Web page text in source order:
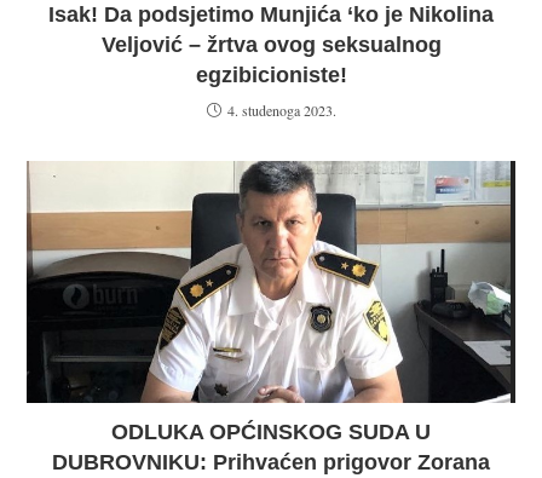
Isak! Da podsjetimo Munjića ‘ko je Nikolina
Veljović – žrtva ovog seksualnog
egzibicioniste!
4. studenoga 2023.
ODLUKA OPĆINSKOG SUDA U
DUBROVNIKU: Prihvaćen prigovor Zorana